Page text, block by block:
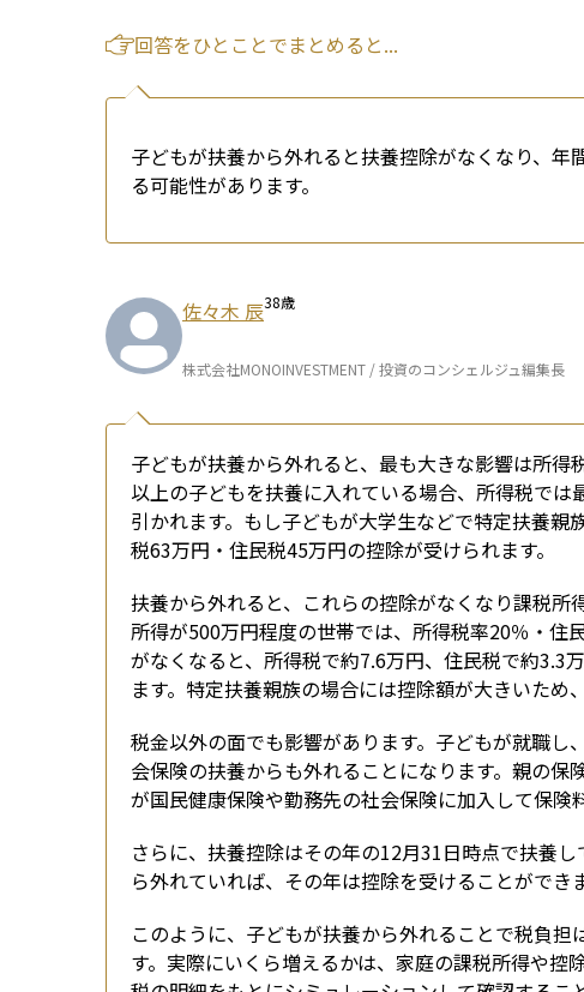
回答をひとことでまとめると...
子どもが扶養から外れると扶養控除がなくなり、
る可能性があります。
佐々木 辰38歳
株式会社MONOINVESTMENT / 投資のコンシェルジュ編集長
子どもが扶養から外れると、最も大きな影響は所
以上の子どもを扶養に入れている場合、所得税で
引かれます。もし子どもが大学生などで特定扶養
税63万円・住民税45万円の控除が受けられます。
扶養から外れると、これらの控除がなくなり課税
所得が500万円程度の世帯では、所得税率20％・住
がなくなると、所得税で約7.6万円、住民税で約3.3
ます。特定扶養親族の場合には控除額が大きいため
税金以外の面でも影響があります。子どもが就職
会保険の扶養からも外れることになります。親の
が国民健康保険や勤務先の社会保険に加入して保険
さらに、扶養控除はその年の12月31日時点で扶養
ら外れていれば、その年は控除を受けることができ
このように、子どもが扶養から外れることで税負
す。実際にいくら増えるかは、家庭の課税所得や